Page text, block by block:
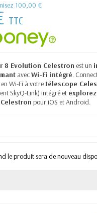
100,00 €
TTC
8 Evolution Celestron est un
avecWi-Fi intégré.
Wi-Fi à votretélescope
SkyQ-Link) intégré et
pour iOS et Android.
le produit sera de nouveau